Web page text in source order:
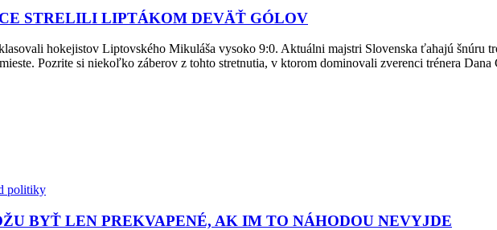
STRELILI LIPTÁKOM DEVÄŤ GÓLOV
hokejistov Liptovského Mikuláša vysoko 9:0. Aktuálni majstri Slovenska ťahajú šnúru
Pozrite si niekoľko záberov z tohto stretnutia, v ktorom dominovali zverenci trénera
politiky
BYŤ LEN PREKVAPENÉ, AK IM TO NÁHODOU NEVYJDE